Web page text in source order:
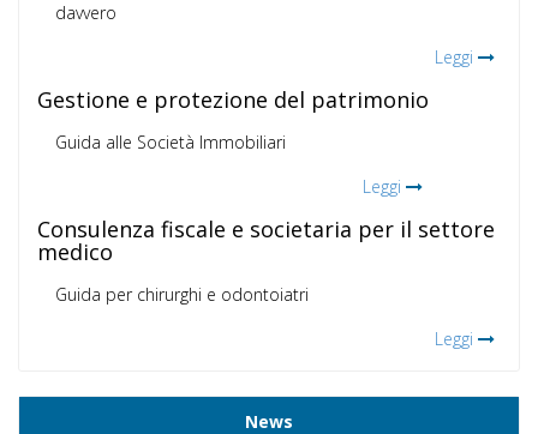
davvero
Leggi
Gestione e protezione del patrimonio
Guida alle Società Immobiliari
Leggi
Consulenza fiscale e societaria per il settore
medico
Guida per chirurghi e odontoiatri
Leggi
News